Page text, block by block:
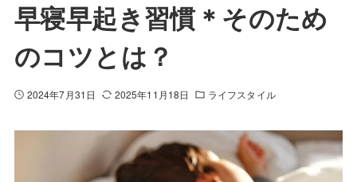
早寝早起き習慣＊そのため
のコツとは？
2024年7月31日 2025年11月18日 ライフスタイル